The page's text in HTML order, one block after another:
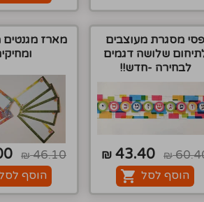
פסי מסגרת מעוצבים
שלושה דגמים
לבחירה -חדש!!
₪
43.40
₪
הוסף לסל
מארז מגנטים
46.10
₪
הוסף